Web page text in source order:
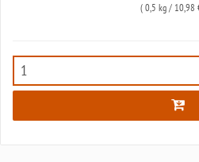
( 0,5 kg/ 10,98